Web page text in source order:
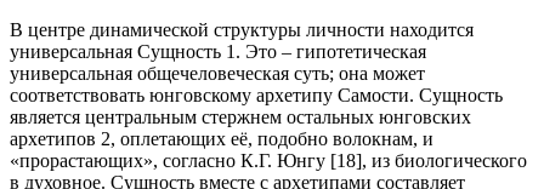
В центре динамической структуры личности находится
универсальная Сущность 1. Это – гипотетическая
универсальная общечеловеческая суть; она может
соответствовать юнговскому архетипу Самости. Сущность
является центральным стержнем остальных юнговских
архетипов 2, оплетающих её, подобно волокнам, и
«прорастающих», согласно К.Г. Юнгу [18], из биологического
в духовное. Сущность вместе с архетипами составляет